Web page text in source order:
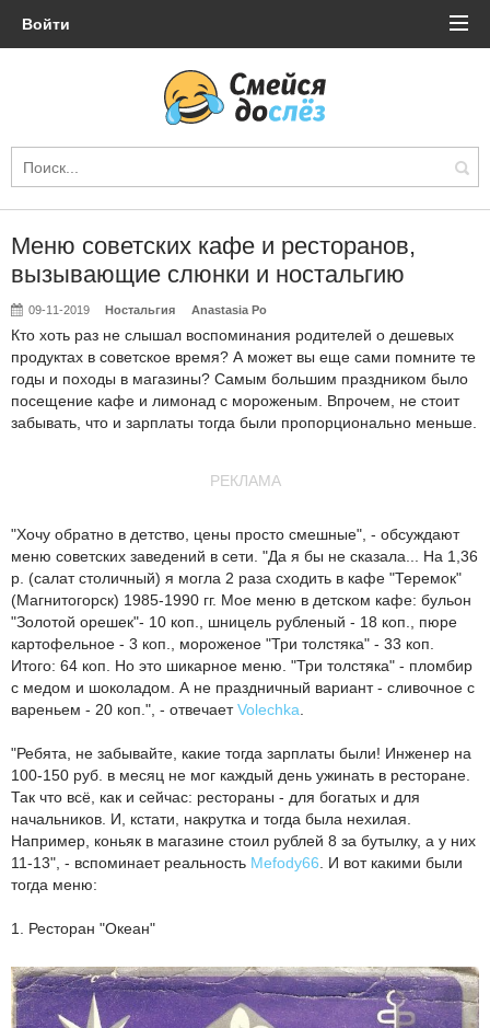
Войти
Меню советских кафе и ресторанов,
вызывающие слюнки и ностальгию
09-11-2019 Ностальгия Anastasia Po
Кто хоть раз не слышал воспоминания родителей о дешевых
продуктах в советское время? А может вы еще сами помните те
годы и походы в магазины? Самым большим праздником было
посещение кафе и лимонад с мороженым. Впрочем, не стоит
забывать, что и зарплаты тогда были пропорционально меньше.
РЕКЛАМА
"Хочу обратно в детство, цены просто смешные", - обсуждают
меню советских заведений в сети. "Да я бы не сказала... На 1,36
р. (салат столичный) я могла 2 раза сходить в кафе "Теремок"
(Магнитогорск) 1985-1990 гг. Мое меню в детском кафе: бульон
"Золотой орешек"- 10 коп., шницель рубленый - 18 коп., пюре
картофельное - 3 коп., мороженое "Три толстяка" - 33 коп.
Итого: 64 коп. Но это шикарное меню. "Три толстяка" - пломбир
с медом и шоколадом. А не праздничный вариант - сливочное с
вареньем - 20 коп.", - отвечаетVolechka
"Ребята, не забывайте, какие тогда зарплаты были! Инженер на
100-150 руб. в месяц не мог каждый день ужинать в ресторане.
Так что всё, как и сейчас: рестораны - для богатых и для
начальников. И, кстати, накрутка и тогда была нехилая.
Например, коньяк в магазине стоил рублей 8 за бутылку, а у них
11-13", - вспоминает реальность Mefody66 . И вот какими были
тогда меню:
1. Ресторан "Океан"